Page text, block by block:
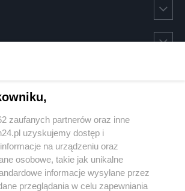
zaufanych partnerów oraz inne
uzyskujemy dostęp i
na urządzeniu oraz
osobowe, takie jak unikalne
informacje wysyłane przez
przeglądania w celu zapewniania